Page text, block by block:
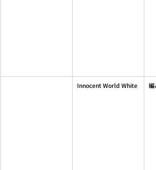
Innocent World White 編